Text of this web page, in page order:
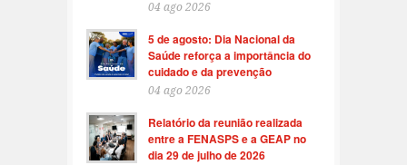
04 ago 2026
5 de agosto: Dia Nacional da
Saúde reforça a importância do
cuidado e da prevenção
04 ago 2026
Relatório da reunião realizada
entre a FENASPS e a GEAP no
dia 29 de julho de 2026